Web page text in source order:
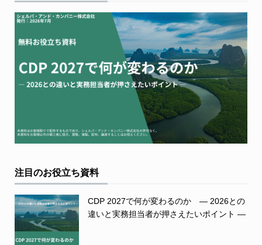
注目のお役立ち資料
CDP 2027で何が変わるのか ― 2026との
違いと実務担当者が押さえたいポイント ―